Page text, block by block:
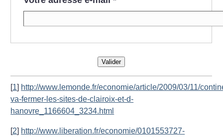
Valider
[1] http://www.lemonde.fr/economie/article/2009/03/11/
va-fermer-les-sites-de-clairoix-et-d-
hanovre_1166604_3234.html
[2] http://www.liberation.fr/economie/0101553727-